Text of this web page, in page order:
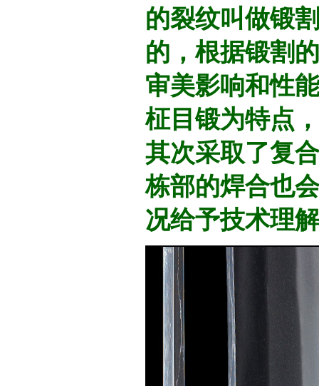
的裂纹叫做锻
的，根据锻割
审美影响和性
柾目锻为特点
其次采取了复
栋部的焊合也
况给予技术理